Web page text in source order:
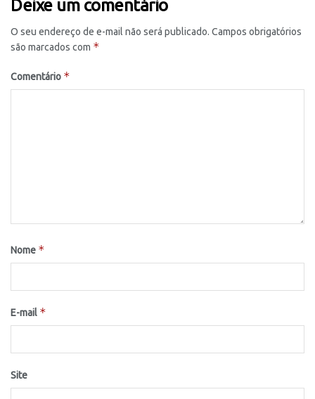
Deixe um comentário
O seu endereço de e-mail não será publicado. Campos obrigatórios
são marcados com *
Comentário *
Nome *
E-mail *
Site